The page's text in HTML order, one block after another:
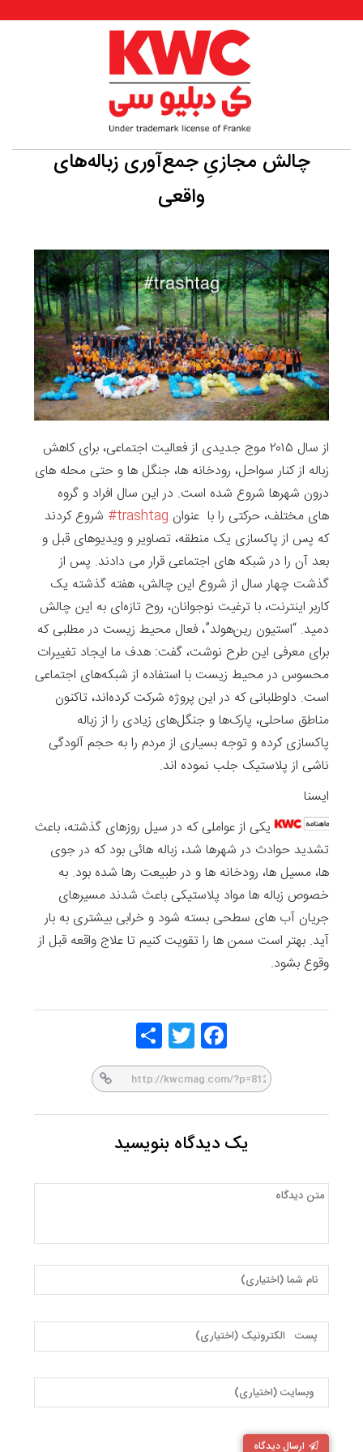
چالش مجازیِ جمع‌آوری زباله‌های
واقعی
از سال ۲۰۱۵ موج جدیدی از فعالیت اجتماعی، برای کاهش
زباله از کنار سواحل، رودخانه ها، جنگل ها و حتی محله های
درون شهرها شروع شده است. در این سال افراد و گروه
های مختلف، حرکتی را با عنوان trashtag
# شروع کردند
که پس از پاکسازی یک منطقه، تصاویر و ویدیوهای قبل و
بعد آن را در شبکه های اجتماعی قرار می دادند. پس از
گذشت چهار سال از شروع این چالش، هفته گذشته یک
کاربر اینترنت، با ترغیت نوجوانان، روح تازه‌ای به این چالش
دمید. “استیون رین‌هولد”، فعال محیط زیست در مطلبی که
برای معرفی این طرح نوشت، گفت: هدف ما ایجاد تغییرات
محسوس در محیط زیست با استفاده از شبکه‌های اجتماعی‌
است. داوطلبانی که در این پروژه شرکت کرده‌اند، تاکنون
مناطق ساحلی، پارک‌ها و جنگل‌های زیادی را از زباله
پاکسازی کرده‌ و توجه‌ بسیاری از مردم را به حجم آلودگی
ناشی از پلاستیک جلب نموده اند.
ایسنا
یکی از عواملی که در سیل روزهای گذشته، باعث
تشدید حوادث در شهرها شد، زباله هائی بود که در جوی
ها، مسیل ها، رودخانه ها و در طبیعت رها شده بود. به
خصوص زباله ها مواد پلاستیکی باعث شدند مسیرهای
جریان آب های سطحی بسته شود و خرابی بیشتری به بار
آید. بهتر است سمن ها را تقویت کنیم تا علاج واقعه قبل از
وقوع بشود.
Face
book
Twitt
er
یک دیدگاه بنویسید
ارسال دیدگاه